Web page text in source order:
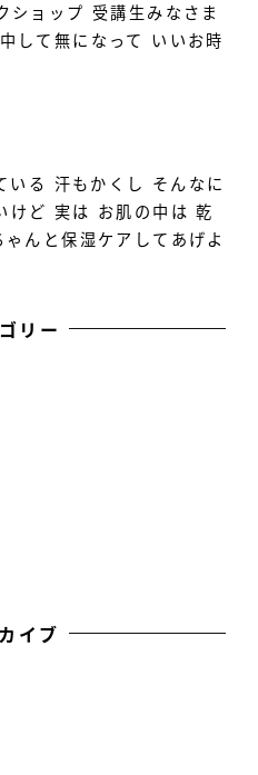
ョップ 受講生みなさま
して無になって いいお時
いる 汗もかくし そんなに
けど 実は お肌の中は 乾
んと保湿ケアしてあげよ
リー
イブ